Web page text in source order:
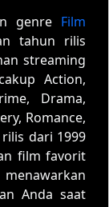
genre Film
tahun rilis
streaming
Action,
Drama,
Romance,
dari 1999
film favorit
Anda saat